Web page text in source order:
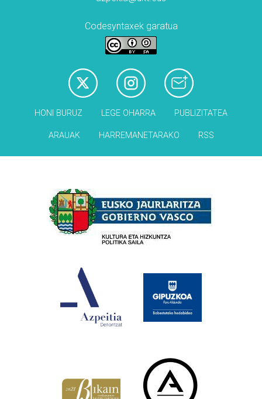
Codesyntaxek garatua
HONI BURUZ LEGE OHARRA PUBLIZITATEA
ARAUAK HARREMANETARAKO RSS